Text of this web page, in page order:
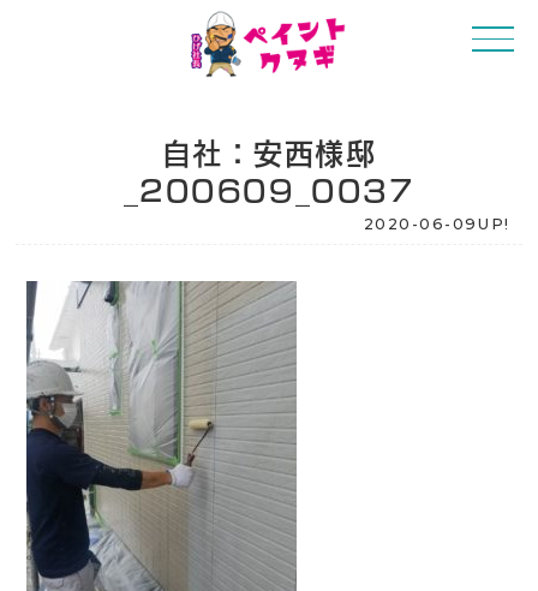
自社：安西様邸
_200609_0037
2020-06-09UP!